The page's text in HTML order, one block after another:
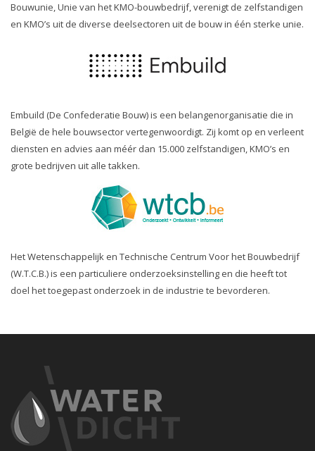
Bouwunie, Unie van het KMO-bouwbedrijf, verenigt de zelfstandigen
en KMO’s uit de diverse deelsectoren uit de bouw in één sterke unie.
Embuild (De Confederatie Bouw) is een belangenorganisatie die in
België de hele bouwsector vertegenwoordigt. Zij komt op en verleent
diensten en advies aan méér dan 15.000 zelfstandigen, KMO’s en
grote bedrijven uit alle takken.
Het Wetenschappelijk en Technische Centrum Voor het Bouwbedrijf
(W.T.C.B.) is een particuliere onderzoeksinstelling en die heeft tot
doel het toegepast onderzoek in de industrie te bevorderen.